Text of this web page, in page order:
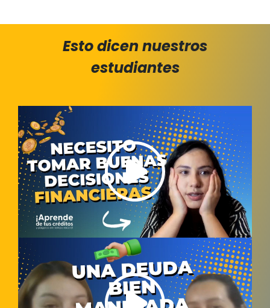
Esto dicen nuestros
estudiantes